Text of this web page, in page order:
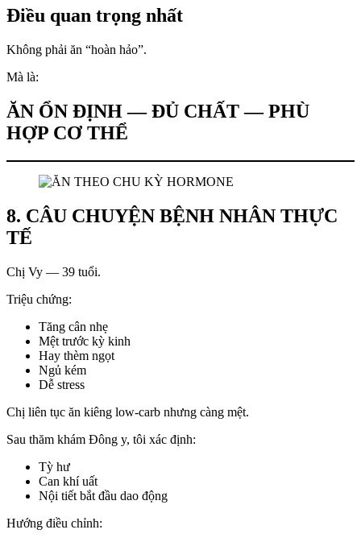
Điều quan trọng nhất
Không phải ăn “hoàn hảo”.
Mà là:
ĂN ỔN ĐỊNH — ĐỦ CHẤT — PHÙ
HỢP CƠ THỂ
8. CÂU CHUYỆN BỆNH NHÂN THỰC
TẾ
Chị Vy — 39 tuổi.
Triệu chứng:
Tăng cân nhẹ
Mệt trước kỳ kinh
Hay thèm ngọt
Ngủ kém
Dễ stress
Chị liên tục ăn kiêng low-carb nhưng càng mệt.
Sau thăm khám Đông y, tôi xác định:
Tỳ hư
Can khí uất
Nội tiết bắt đầu dao động
Hướng điều chỉnh: